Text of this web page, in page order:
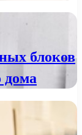
блоков
дома